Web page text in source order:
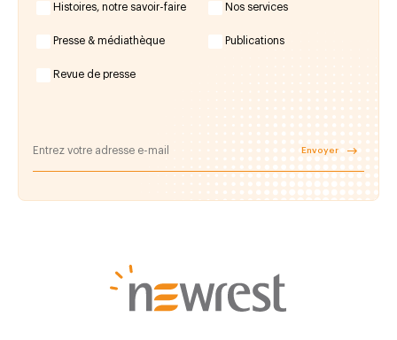
Histoires, notre savoir-faire Nos services
Presse & médiathèque Publications
Revue de presse
Envoyer